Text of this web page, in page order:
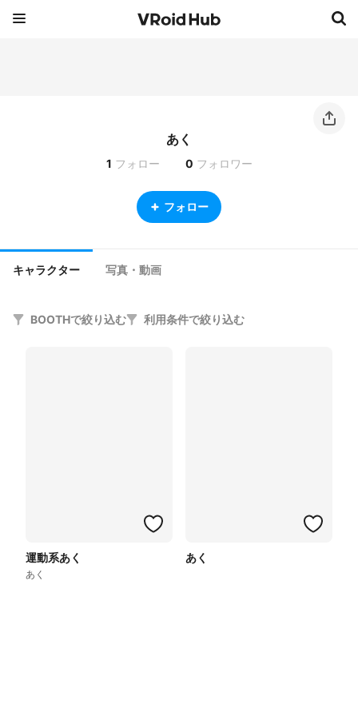
あく
1 フォロー 0 フォロワー
フォロー
キャラクター 写真・動画
BOOTHで絞り込む 利用条件で絞り込む
運動系あく
あく
あく